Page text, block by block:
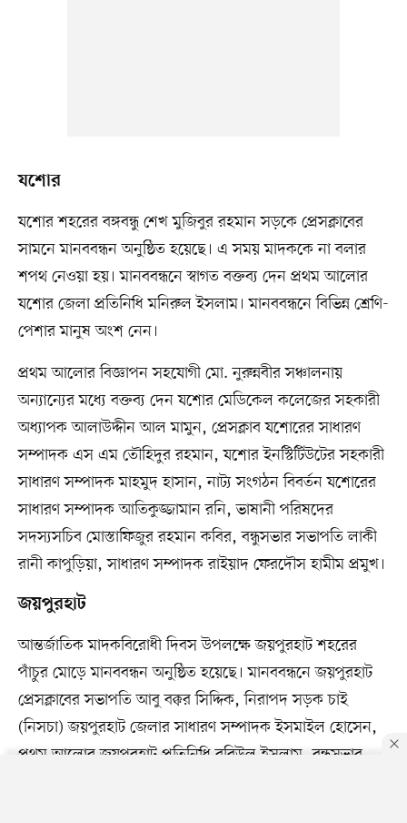
যশোর
যশোর শহরের বঙ্গবন্ধু শেখ মুজিবুর রহমান সড়কে প্রেসক্লাবের
সামনে মানববন্ধন অনুষ্ঠিত হয়েছে। এ সময় মাদককে না বলার
শপথ নেওয়া হয়। মানববন্ধনে স্বাগত বক্তব্য দেন প্রথম আলোর
যশোর জেলা প্রতিনিধি মনিরুল ইসলাম। মানববন্ধনে বিভিন্ন শ্রেণি-
পেশার মানুষ অংশ নেন।
প্রথম আলোর বিজ্ঞাপন সহযোগী মো. নুরুন্নবীর সঞ্চালনায়
অন্যান্যের মধ্যে বক্তব্য দেন যশোর মেডিকেল কলেজের সহকারী
অধ্যাপক আলাউদ্দীন আল মামুন, প্রেসক্লাব যশোরের সাধারণ
সম্পাদক এস এম তৌহিদুর রহমান, যশোর ইনস্টিটিউটের সহকারী
সাধারণ সম্পাদক মাহমুদ হাসান, নাট্য সংগঠন বিবর্তন যশোরের
সাধারণ সম্পাদক আতিকুজ্জামান রনি, ভাষানী পরিষদের
সদস্যসচিব মোস্তাফিজুর রহমান কবির, বন্ধুসভার সভাপতি লাকী
রানী কাপুড়িয়া, সাধারণ সম্পাদক রাইয়াদ ফেরদৌস হামীম প্রমুখ।
জয়পুরহাট
আন্তর্জাতিক মাদকবিরোধী দিবস উপলক্ষে জয়পুরহাট শহরের
পাঁচুর মোড়ে মানববন্ধন অনুষ্ঠিত হয়েছে। ‎মানববন্ধনে জয়পুরহাট
প্রেসক্লাবের সভাপতি আবু বক্কর সিদ্দিক, নিরাপদ সড়ক চাই
(নিসচা) জয়পুরহাট জেলার সাধারণ সম্পাদক ইসমাইল হোসেন,
প্রথম আলোর জয়পুরহাট প্রতিনিধি রবিউল ইসলাম, বন্ধুসভার